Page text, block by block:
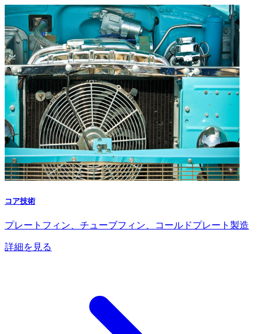
コア技術
プレートフィン、チューブフィン、コールドプレート製造
詳細を見る